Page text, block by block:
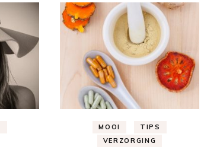
MOOI
TIPS
VERZORGING